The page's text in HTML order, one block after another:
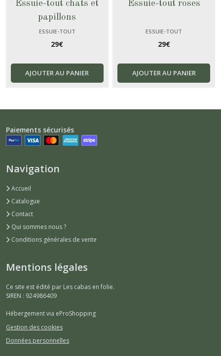
Essuie-tout chats et
papillons
ESSUIE-TOUT
29€
AJOUTER AU PANIER
Essuie-tout roses
ESSUIE-TOUT
29€
AJOUTER AU PANIER
Paiements sécurisés
Navigation
Accueil
Catalogue
Contact
Qui sommes nous ?
Conditions générales de vente
Mentions légales
Ce site est édité par Les cabas en folie.
SIREN : 924986409
Hébergement via eProShopping
Gestion des cookies
Données personnelles